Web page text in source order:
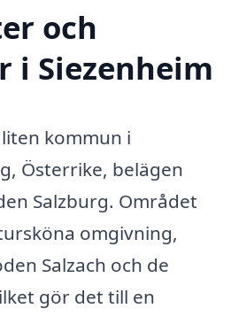
och
Siezenheim
kommun i
Österrike, belägen
Salzburg. Området
omgivning,
Salzach och de
gör det till en